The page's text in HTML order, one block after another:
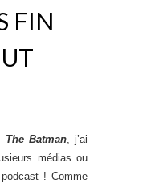
FIN
The Batman, j’ai
médias ou
! Comme